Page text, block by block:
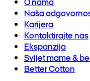
Naša
Karijera
Kontaktirajte nas
Ekspanzija
Svijet mame &
Better Cotton